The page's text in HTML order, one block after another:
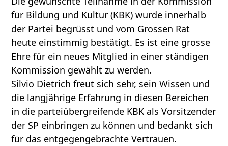
für Bildung und Kultur (KBK) wurde innerhalb
der Partei begrüsst und vom Grossen Rat
heute einstimmig bestätigt. Es ist eine grosse
Ehre für ein neues Mitglied in einer ständigen
Kommission gewählt zu werden.
Silvio Dietrich freut sich sehr, sein Wissen und
die langjährige Erfahrung in diesen Bereichen
in die parteiübergreifende KBK als Vorsitzender
der SP einbringen zu können und bedankt sich
für das entgegengebrachte Vertrauen.